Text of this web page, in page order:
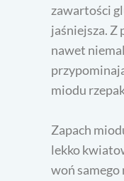
zawartości
jaśniejsza. Z
nawet
miodu
Zapach
lekko
woń samego